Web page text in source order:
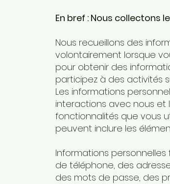
En bref : Nous collectons
Nous recueillons des
volontairement lorsque
pour obtenir des
participez à des activités
Les informations
interactions avec nous et
fonctionnalités que vous
peuvent inclure les
Informations
de téléphone, des
des mots de passe, des